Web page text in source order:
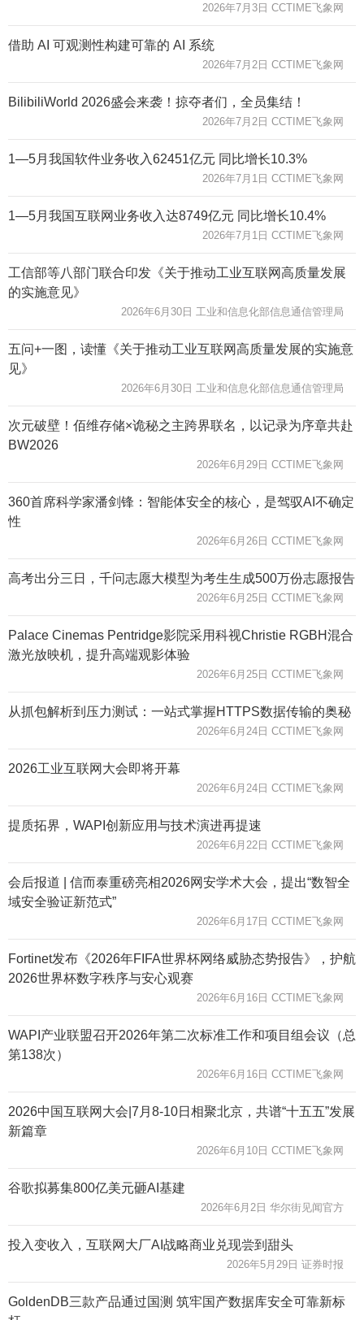
2026年7月3日 CCTIME飞象网
借助 AI 可观测性构建可靠的 AI 系统
2026年7月2日 CCTIME飞象网
BilibiliWorld 2026盛会来袭！掠夺者们，全员集结！
2026年7月2日 CCTIME飞象网
1—5月我国软件业务收入62451亿元 同比增长10.3%
2026年7月1日 CCTIME飞象网
1—5月我国互联网业务收入达8749亿元 同比增长10.4%
2026年7月1日 CCTIME飞象网
工信部等八部门联合印发《关于推动工业互联网高质量发展
的实施意见》
2026年6月30日 工业和信息化部信息通信管理局
五问+一图，读懂《关于推动工业互联网高质量发展的实施意
见》
2026年6月30日 工业和信息化部信息通信管理局
次元破壁！佰维存储×诡秘之主跨界联名，以记录为序章共赴
BW2026
2026年6月29日 CCTIME飞象网
360首席科学家潘剑锋：智能体安全的核心，是驾驭AI不确定
性
2026年6月26日 CCTIME飞象网
高考出分三日，千问志愿大模型为考生生成500万份志愿报告
2026年6月25日 CCTIME飞象网
Palace Cinemas Pentridge影院采用科视Christie RGBH混合
激光放映机，提升高端观影体验
2026年6月25日 CCTIME飞象网
从抓包解析到压力测试：一站式掌握HTTPS数据传输的奥秘
2026年6月24日 CCTIME飞象网
2026工业互联网大会即将开幕
2026年6月24日 CCTIME飞象网
提质拓界，WAPI创新应用与技术演进再提速
2026年6月22日 CCTIME飞象网
会后报道 | 信而泰重磅亮相2026网安学术大会，提出“数智全
域安全验证新范式”
2026年6月17日 CCTIME飞象网
Fortinet发布《2026年FIFA世界杯网络威胁态势报告》，护航
2026世界杯数字秩序与安心观赛
2026年6月16日 CCTIME飞象网
WAPI产业联盟召开2026年第二次标准工作和项目组会议（总
第138次）
2026年6月16日 CCTIME飞象网
2026中国互联网大会|7月8-10日相聚北京，共谱“十五五”发展
新篇章
2026年6月10日 CCTIME飞象网
谷歌拟募集800亿美元砸AI基建
2026年6月2日 华尔街见闻官方
投入变收入，互联网大厂AI战略商业兑现尝到甜头
2026年5月29日 证券时报
GoldenDB三款产品通过国测 筑牢国产数据库安全可靠新标